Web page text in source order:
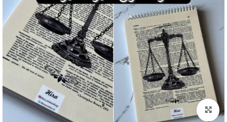
بزرگنمایی تصویر